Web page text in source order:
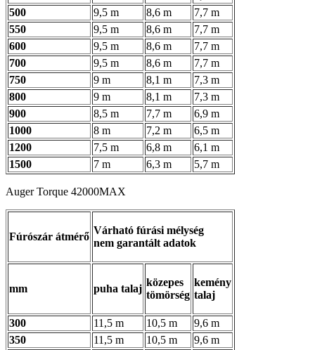
500
9,5 m 8,6 m
7,7 m
550
9,5 m 8,6 m
7,7 m
600
9,5 m 8,6 m
7,7 m
700
9,5 m 8,6 m
7,7 m
750
9 m 8,1 m
7,3 m
800
9 m 8,1 m
7,3 m
900
8,5 m 7,7 m
6,9 m
1000
8 m 7,2 m
6,5 m
1200
7,5 m 6,8 m
6,1 m
1500
7 m 6,3 m 5,7 m
Auger Torque 42000MAX
Fúrószár átmérő
Várható fúrási mélység
nem garantált adatok
mm puha talaj
közepes
tömörség
kemény
talaj
300 11,5 m 10,5 m
9,6 m
350
11,5 m 10,5 m
9,6 m